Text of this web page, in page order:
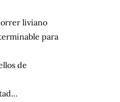
liviano
para
de